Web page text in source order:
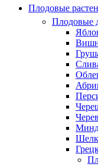
Плодовые
Плодовые